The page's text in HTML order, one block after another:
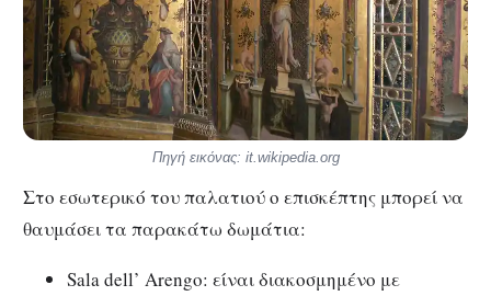
Πηγή εικόνας: it.wikipedia.org
Στο εσωτερικό του παλατιού ο επισκέπτης μπορεί να
θαυμάσει τα παρακάτω δωμάτια:
Sala dell’ Arengo: είναι διακοσμημένο με